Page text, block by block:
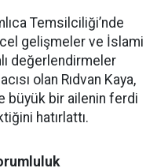
Temsilciliği’nde
gelişmeler ve İslami
değerlendirmeler
olan Rıdvan Kaya,
büyük bir ailenin ferdi
hatırlattı.